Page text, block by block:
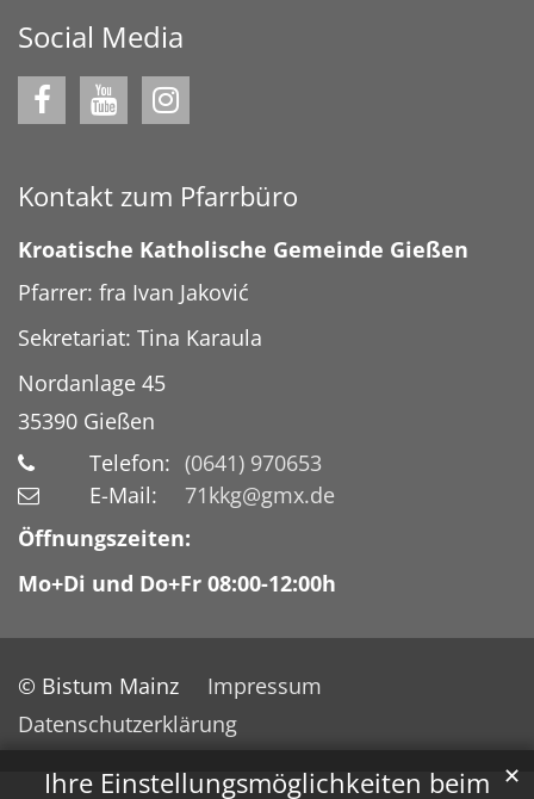
Ihre Einstellungsmöglichkeiten beim ✕
Social Media
Kontakt zum Pfarrbüro
Kroatische Katholische Gemeinde Gießen
Pfarrer: fra Ivan Jaković
Sekretariat: Tina Karaula
Nordanlage 45
35390 Gießen
Telefon: (0641) 970653
E-Mail:
71kkg@gmx.de
Öffnungszeiten:
Mo+Di und Do+Fr 08:00-12:00h
© Bistum Mainz
Impressum
Datenschutzerklärung